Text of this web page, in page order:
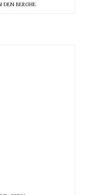
DEN BERGHE